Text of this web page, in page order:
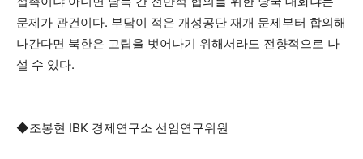
문제가 관건이다. 부담이 적은 개성공단 재개 문제부터 합의해
나간다면 북한은 고립을 벗어나기 위해서라도 전향적으로 나
설 수 있다.
◆조봉현 IBK 경제연구소 선임연구위원